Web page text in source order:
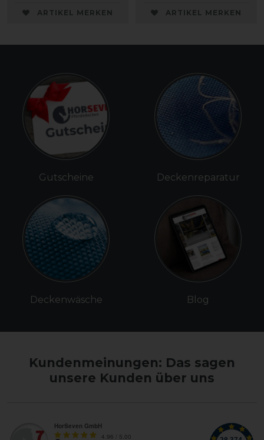
ARTIKEL MERKEN ARTIKEL MERKEN
Gutscheine
Deckenwäsche
Deckenreparatur
Blog
Kundenmeinungen: Das sagen
unsere Kunden über uns